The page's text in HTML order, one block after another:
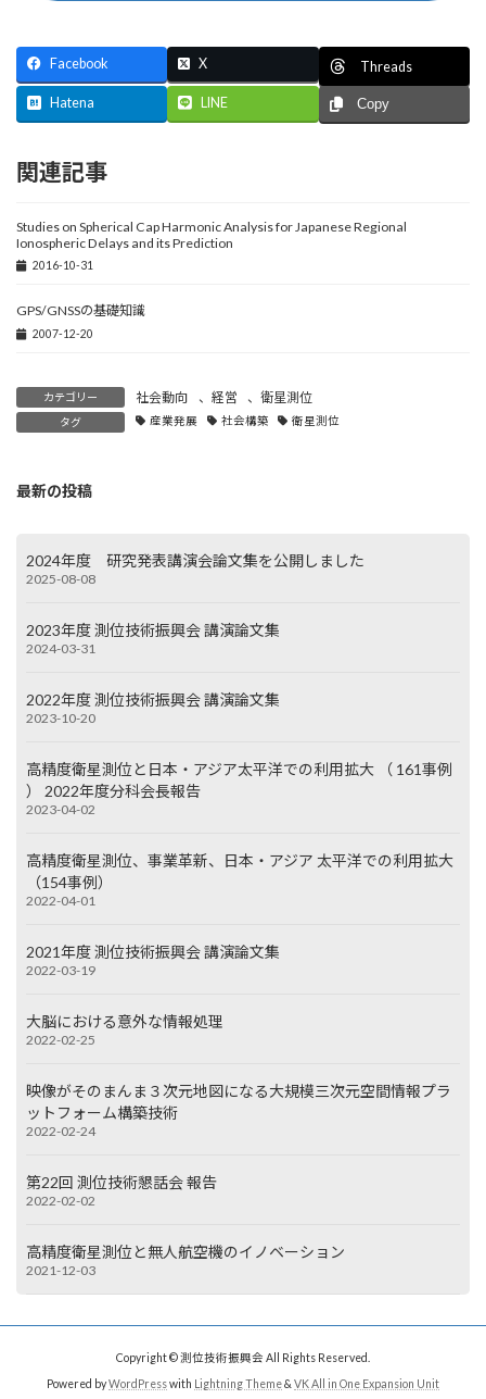
Facebook X Threads
Hatena LINE Copy
関連記事
Studies on Spherical Cap Harmonic Analysis for Japanese Regional
Ionospheric Delays and its Prediction
2016-10-31
GPS/GNSSの基礎知識
2007-12-20
カテゴリー 社会動向 、 経営 、衛星測位
タグ 産業発展 社会構築 衛星測位
最新の投稿
2024年度 研究発表講演会論文集を公開しました
2025-08-08
2023年度 測位技術振興会 講演論文集
2024-03-31
2022年度 測位技術振興会 講演論文集
2023-10-20
高精度衛星測位と日本・アジア太平洋での利用拡大 （ 161事例
） 2022年度分科会長報告
2023-04-02
高精度衛星測位、事業革新、日本・アジア 太平洋での利用拡大
（154事例）
2022-04-01
2021年度 測位技術振興会 講演論文集
2022-03-19
大脳における意外な情報処理
2022-02-25
映像がそのまんま３次元地図になる大規模三次元空間情報プラ
ットフォーム構築技術
2022-02-24
第22回 測位技術懇話会 報告
2022-02-02
高精度衛星測位と無人航空機のイノベーション
2021-12-03
Copyright © 測位技術振興会 All Rights Reserved.
Powered byWordPresswith Lightning Theme& VK All in One Expansion Unit